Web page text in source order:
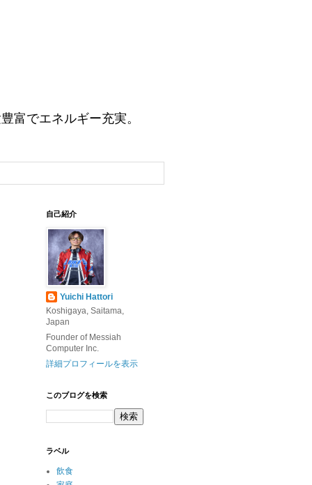
富でエネルギー充実。
自己紹介
Yuichi Hattori
Koshigaya, Saitama,
Japan
Founder of Messiah
Computer Inc.
詳細プロフィールを表示
このブログを検索
ラベル
飲食